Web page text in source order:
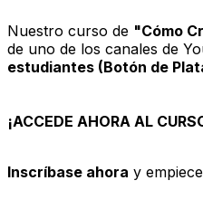
Nuestro curso de "Cómo
de uno de los canales de
estudiantes (Botón de
¡ACCEDE AHORA AL
Inscríbase ahora y